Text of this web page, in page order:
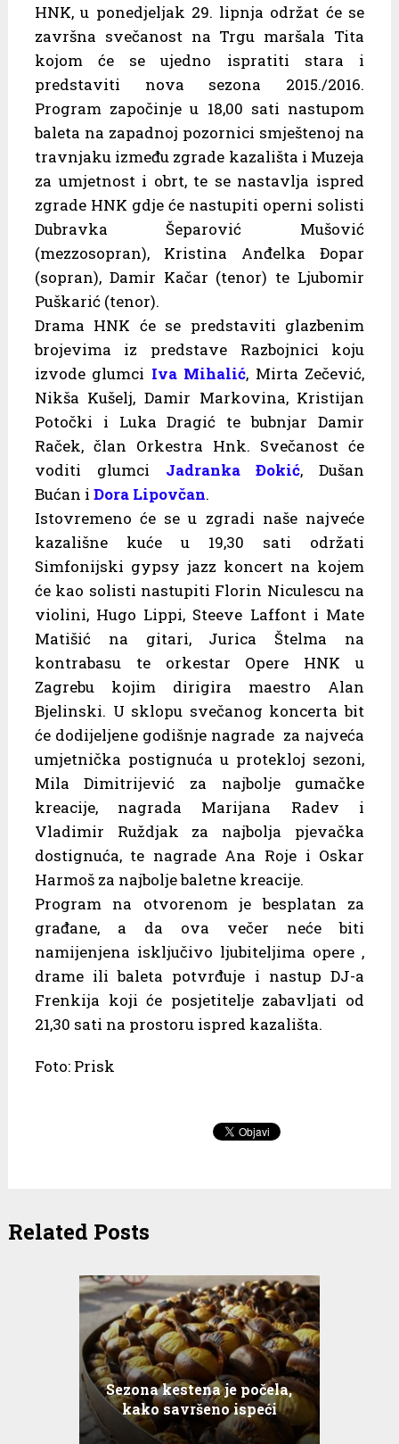
HNK, u ponedjeljak 29. lipnja održat će se
završna svečanost na Trgu maršala Tita
kojom će se ujedno ispratiti stara i
predstaviti nova sezona 2015./2016.
Program započinje u 18,00 sati nastupom
baleta na zapadnoj pozornici smještenoj na
travnjaku između zgrade kazališta i Muzeja
za umjetnost i obrt, te se nastavlja ispred
zgrade HNK gdje će nastupiti operni solisti
Dubravka Šeparović Mušović
(mezzosopran), Kristina Anđelka Đopar
(sopran), Damir Kačar (tenor) te Ljubomir
Puškarić (tenor).
Drama HNK će se predstaviti glazbenim
brojevima iz predstave Razbojnici koju
izvode glumci Iva Mihalić, Mirta Zečević,
Nikša Kušelj, Damir Markovina, Kristijan
Potočki i Luka Dragić te bubnjar Damir
Raček, član Orkestra Hnk. Svečanost će
voditi glumci Jadranka Đokić, Dušan
Bućan i Dora Lipovčan.
Istovremeno će se u zgradi naše najveće
kazališne kuće u 19,30 sati održati
Simfonijski gypsy jazz koncert na kojem
će kao solisti nastupiti Florin Niculescu na
violini, Hugo Lippi, Steeve Laffont i Mate
Matišić na gitari, Jurica Štelma na
kontrabasu te orkestar Opere HNK u
Zagrebu kojim dirigira maestro Alan
Bjelinski. U sklopu svečanog koncerta bit
će dodijeljene godišnje nagrade za najveća
umjetnička postignuća u protekloj sezoni,
Mila Dimitrijević za najbolje gumačke
kreacije, nagrada Marijana Radev i
Vladimir Ruždjak za najbolja pjevačka
dostignuća, te nagrade Ana Roje i Oskar
Harmoš za najbolje baletne kreacije.
Program na otvorenom je besplatan za
građane, a da ova večer neće biti
namijenjena isključivo ljubiteljima opere ,
drame ili baleta potvrđuje i nastup DJ-a
Frenkija koji će posjetitelje zabavljati od
21,30 sati na prostoru ispred kazališta.
Foto: Prisk
Related Posts
Sezona kestena je počela,
kako savršeno ispeći
kestene?